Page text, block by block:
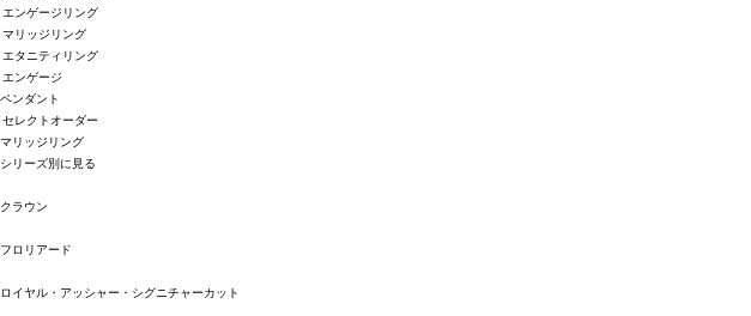
エンゲージリング
マリッジリング
エタニティリング
エンゲージ
ペンダント
セレクトオーダー
マリッジリング
シリーズ別に見る
クラウン
フロリアード
ロイヤル・アッシャー・シグニチャーカット